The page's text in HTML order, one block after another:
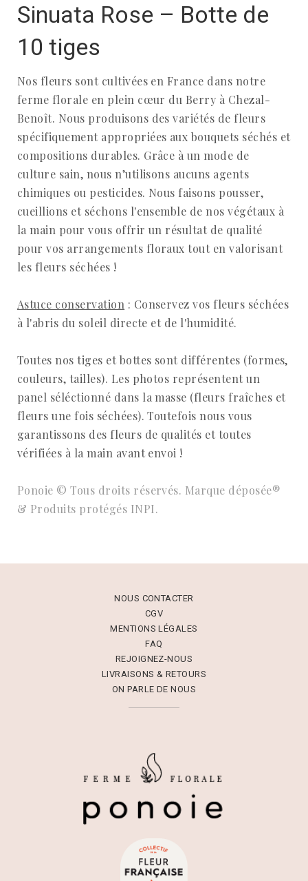
Sinuata Rose – Botte de
10 tiges
Nos fleurs sont cultivées en France dans notre
ferme florale en plein cœur du Berry à Chezal-
Benoît. Nous produisons des variétés de fleurs
spécifiquement appropriées aux bouquets séchés et
compositions durables. Grâce à un mode de
culture sain, nous n’utilisons aucuns agents
chimiques ou pesticides. Nous faisons pousser,
cueillions et séchons l'ensemble de nos végétaux à
la main pour vous offrir un résultat de qualité
pour vos arrangements floraux tout en valorisant
les fleurs séchées !
Astuce conservation : Conservez vos fleurs séchées
à l'abris du soleil directe et de l'humidité.
Toutes nos tiges et bottes sont différentes (formes,
couleurs, tailles). Les photos représentent un
panel séléctionné dans la masse (fleurs fraîches et
fleurs une fois séchées). Toutefois nous vous
garantissons des fleurs de qualités et toutes
vérifiées à la main avant envoi !
Ponoie © Tous droits réservés. Marque déposée®
& Produits protégés INPI.
NOUS CONTACTER
CGV
MENTIONS LÉGALES
FAQ
REJOIGNEZ-NOUS
LIVRAISONS & RETOURS
ON PARLE DE NOUS